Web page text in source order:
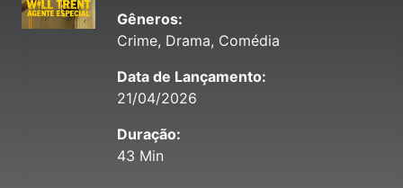
Gêneros:
Crime, Drama, Comédia
Data de Lançamento:
21/04/2026
Duração:
43 Min